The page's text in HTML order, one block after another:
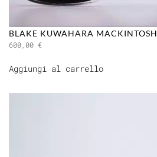
BLAKE KUWAHARA MACKINTOSH
600,00 €
Aggiungi al carrello